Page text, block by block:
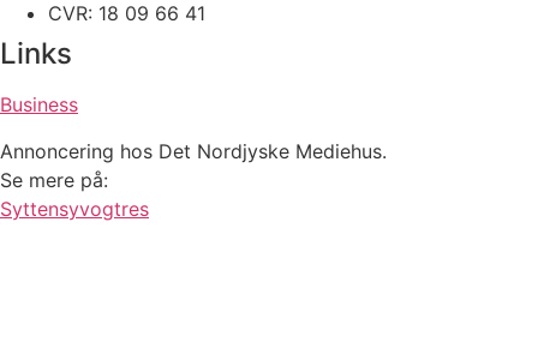
CVR: 18 09 66 41
Links
Business
Annoncering hos Det Nordjyske Mediehus.
Se mere på:
Syttensyvogtres